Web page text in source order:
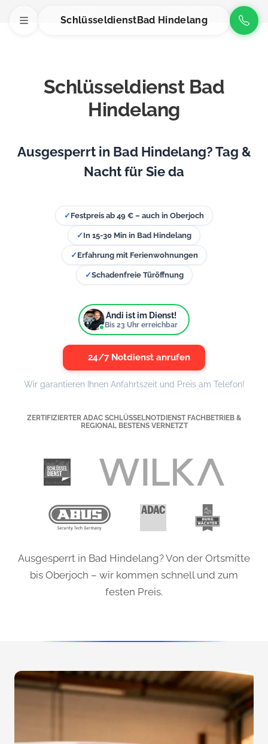
SchlüsseldienstBad Hindelang
Schlüsseldienst Bad
Hindelang
Ausgesperrt in Bad Hindelang? Tag &
Nacht für Sie da
✓ Festpreis ab 49 € – auch in Oberjoch
✓ In 15-30 Min in Bad Hindelang
✓ Erfahrung mit Ferienwohnungen
✓Schadenfreie Türöffnung
Andi ist im Dienst!
Bis 23 Uhr erreichbar
24/7 Notdienst anrufen
Wir garantieren Ihnen Anfahrtszeit und Preis am Telefon!
ZERTIFIZIERTER ADAC SCHLÜSSELNOTDIENST FACHBETRIEB &
REGIONAL BESTENS VERNETZT
Ausgesperrt in Bad Hindelang? Von der Ortsmitte
bis Oberjoch – wir kommen schnell und zum
festen Preis.